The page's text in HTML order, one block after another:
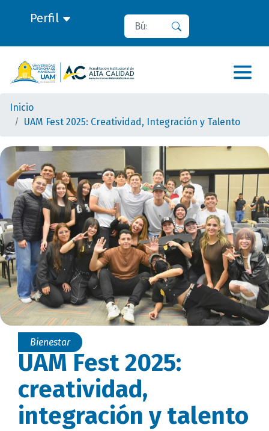
Perfil Buscar
Inicio
UAM Fest 2025: Creatividad, Integración y Talento
Bienestar
UAM Fest 2025:
creatividad,
integración y talento